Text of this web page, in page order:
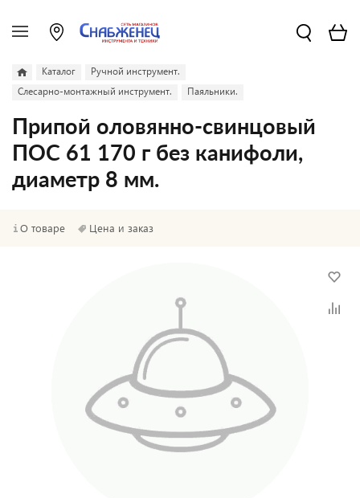
Каталог
Ручной инструмент.
Слесарно-монтажный инструмент.
Паяльники.
Припой оловянно-свинцовый
ПОС 61 170 г без канифоли,
диаметр 8 мм.
О товаре Цена и заказ